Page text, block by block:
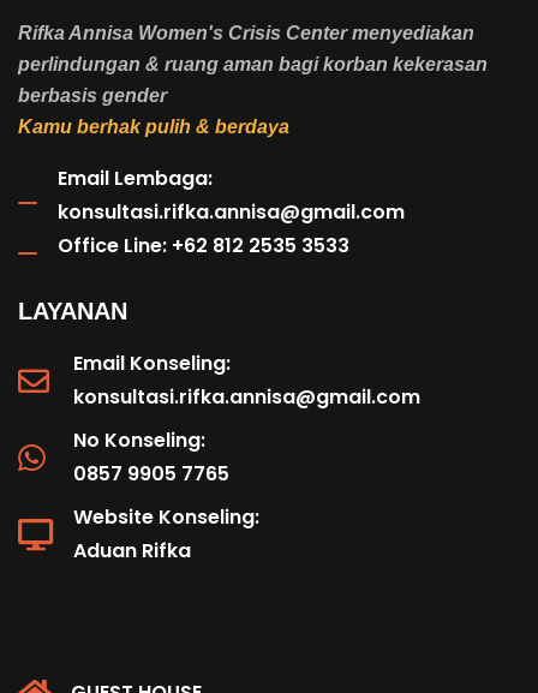
Rifka Annisa Women's Crisis Center menyediakan
perlindungan & ruang aman bagi korban kekerasan
berbasis gender
Kamu berhak pulih & berdaya
Email Lembaga:
konsultasi.rifka.annisa@gmail.com
Office Line: +62 812 2535 3533
LAYANAN
Email Konseling:
konsultasi.rifka.annisa@gmail.com
No Konseling:
0857 9905 7765
Website Konseling:
Aduan Rifka